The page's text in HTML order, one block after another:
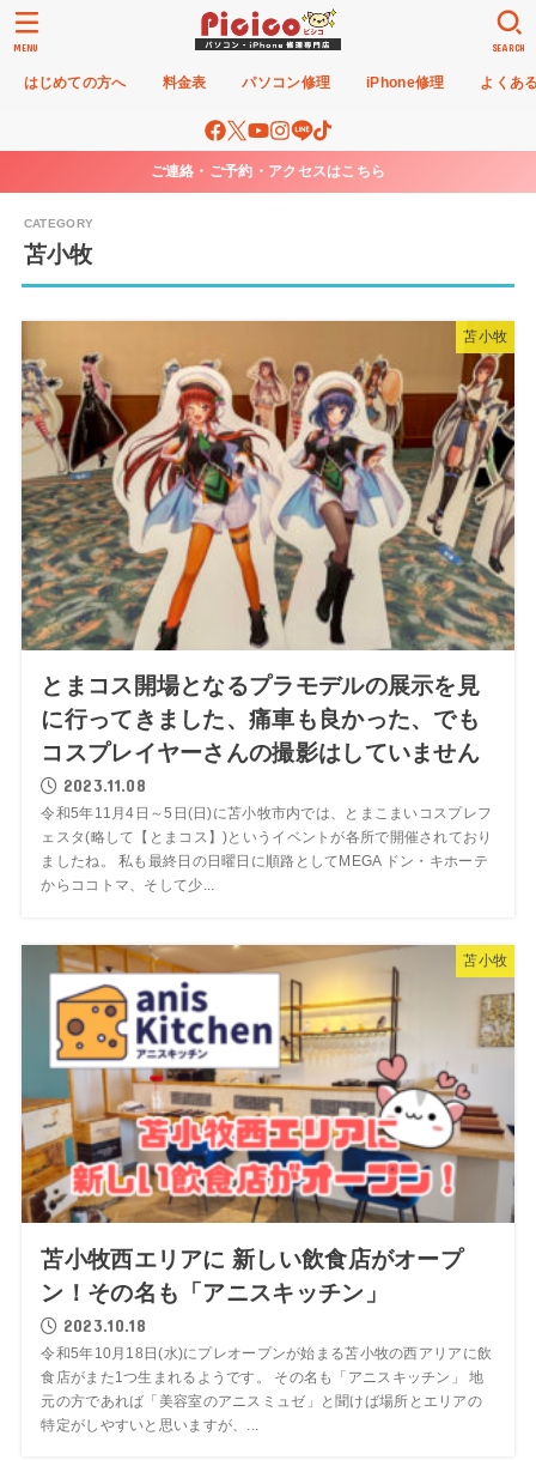
はじめての方へ 料金表 パソコン修理 iPhone修理 よくあ
SEARCH
MENU
ご連絡・ご予約・アクセスはこちら
苫小牧
苫小牧
とまコス開場となるプラモデルの展示を見
に行ってきました、痛車も良かった、でも
コスプレイヤーさんの撮影はしていません
2023.11.08
令和5年11月4日～5日(日)に苫小牧市内では、とまこまいコスプレフ
ェスタ(略して【とまコス】)というイベントが各所で開催されており
ましたね。 私も最終日の日曜日に順路としてMEGA ドン・キホーテ
からココトマ、そして少...
苫小牧
苫小牧西エリアに 新しい飲食店がオープ
ン！その名も「アニスキッチン」
2023.10.18
令和5年10月18日(水)にプレオープンが始まる苫小牧の西アリアに飲
食店がまた1つ生まれるようです。 その名も「アニスキッチン」 地
元の方であれば「美容室のアニスミュゼ」と聞けば場所とエリアの
特定がしやすいと思いますが、...